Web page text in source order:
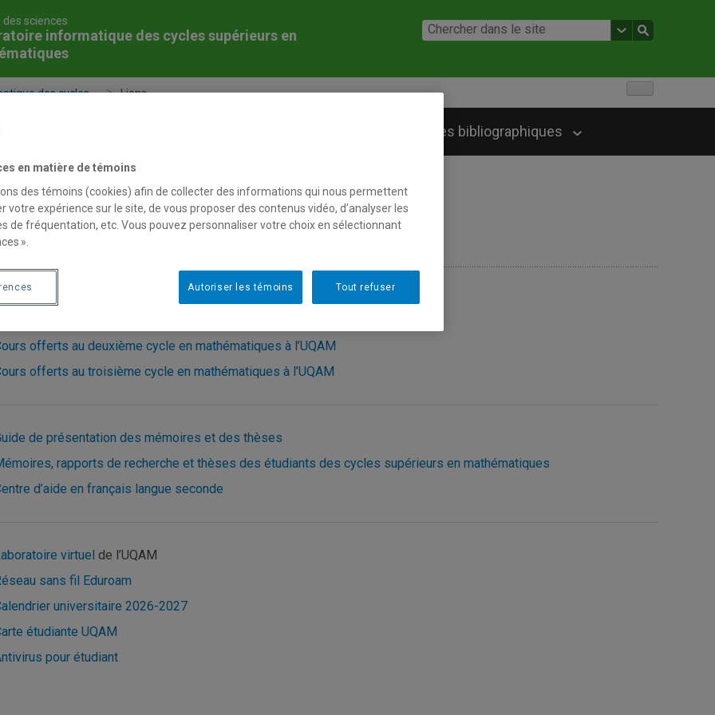
des sciences
informatique des cycles supérieurs en
des cycles... Liens
LaTEX Références bibliographiques
d’études de deuxième cycle en mathématiques à l’UQAM
offerts au deuxième cycle en mathématiques à l’UQAM
offerts au troisième cycle en mathématiques à l’UQAM
de présentation des mémoires et des thèses
rapports de recherche et thèses des étudiants des cycles supérieurs en mathématiques
d’aide en français langue seconde
virtuel de l’UQAM
sans fil Eduroam
universitaire 2026-2027
étudiante UQAM
pour étudiant
en matière de témoins
des témoins (cookies) afin de collecter des informations qui nous permettent
votre expérience sur le site, de vous proposer des contenus vidéo, d’analyser les
de fréquentation, etc. Vous pouvez personnaliser votre choix en sélectionnant
».
Tout refuser
Autoriser les témoins